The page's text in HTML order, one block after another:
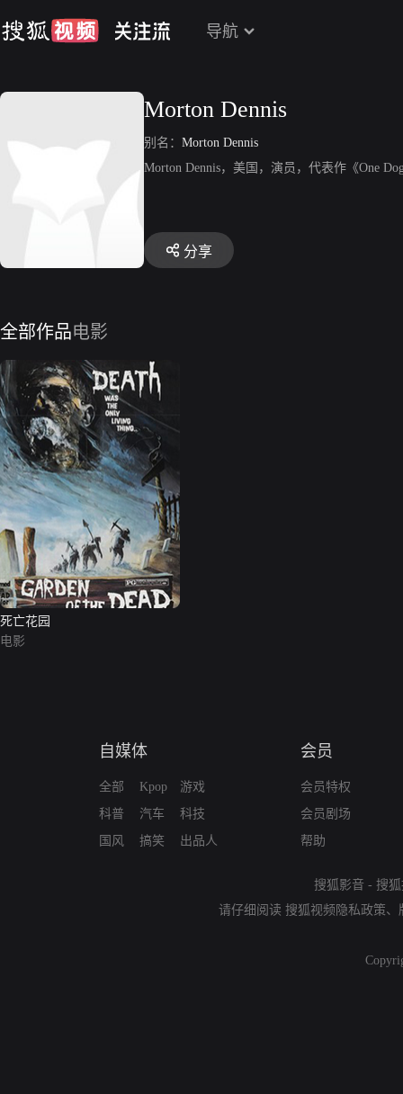
导航
Morton Dennis
别名： Morton Dennis
Morton Dennis，美国，演员，代表作《One
分享
全部作品电影
死亡花园
电影
自媒体
全部
科普
国风
Kpop
汽车
搞笑
游戏
科技
出品人
会员
会员特权
会员剧场
帮助
搜狐影音 - 搜
请仔细阅读 搜狐视频隐私政策、